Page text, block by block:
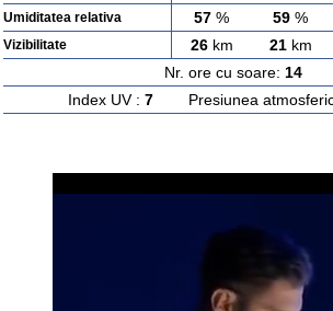
Umiditatea relativa 57 % 59 %
Vizibilitate 26km 21km
Nr. ore cu soare: 14
Index UV : 7Presiunea